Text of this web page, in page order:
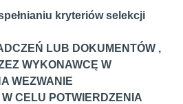
kryteriów selekcji
LUB DOKUMENTÓW ,
WYKONAWCĘ W
WEZWANIE
CELU POTWIERDZENIA